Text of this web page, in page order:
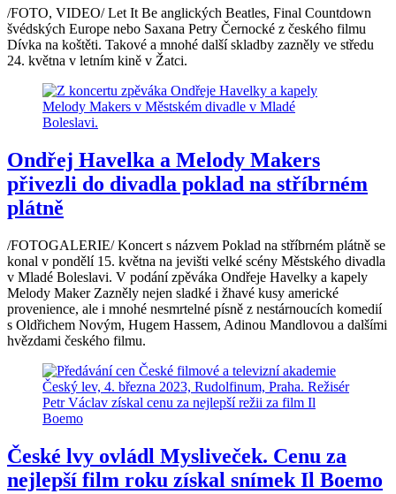
/FOTO, VIDEO/ Let It Be anglických Beatles, Final Countdown
švédských Europe nebo Saxana Petry Černocké z českého filmu
Dívka na koštěti. Takové a mnohé další skladby zazněly ve středu
24. května v letním kině v Žatci.
Ondřej Havelka a Melody Makers
přivezli do divadla poklad na stříbrném
plátně
/FOTOGALERIE/ Koncert s názvem Poklad na stříbrném plátně se
konal v pondělí 15. května na jevišti velké scény Městského divadla
v Mladé Boleslavi. V podání zpěváka Ondřeje Havelky a kapely
Melody Maker Zazněly nejen sladké i žhavé kusy americké
provenience, ale i mnohé nesmrtelné písně z nestárnoucích komedií
s Oldřichem Novým, Hugem Hassem, Adinou Mandlovou a dalšími
hvězdami českého filmu.
České lvy ovládl Mysliveček. Cenu za
nejlepší film roku získal snímek Il Boemo